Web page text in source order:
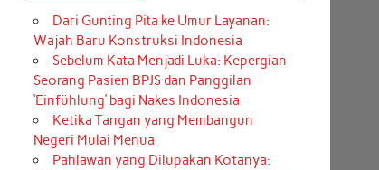
Dari Gunting Pita ke Umur Layanan:
Wajah Baru Konstruksi Indonesia
Sebelum Kata Menjadi Luka: Kepergian
Seorang Pasien BPJS dan Panggilan
‘Einfühlung’ bagi Nakes Indonesia
Ketika Tangan yang Membangun
Negeri Mulai Menua
Pahlawan yang Dilupakan Kotanya: